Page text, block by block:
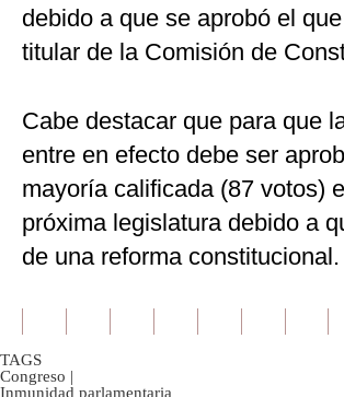
debido a que se aprobó el
titular de la Comisión de
Cabe destacar que para que
entre en efecto debe ser
mayoría calificada (87 votos)
próxima legislatura debido a
de una reforma constitucional.
TAGS
Congreso |
Inmunidad parlamentaria